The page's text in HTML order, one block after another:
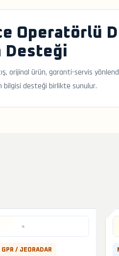
Operatörlü
Desteği
orijinal ürün, garanti-servis
desteği birlikte sunulur.
GPR / JEORADAR